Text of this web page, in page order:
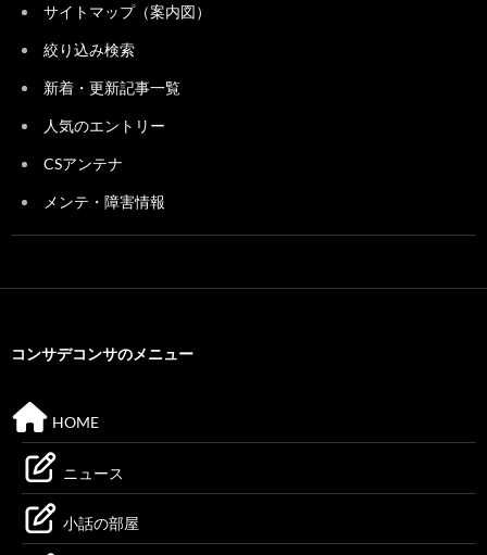
サイトマップ（案内図）
絞り込み検索
新着・更新記事一覧
人気のエントリー
CSアンテナ
メンテ・障害情報
コンサデコンサのメニュー
HOME
ニュース
小話の部屋